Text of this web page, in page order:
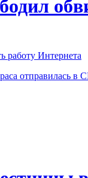
работу Интернета
отправилась